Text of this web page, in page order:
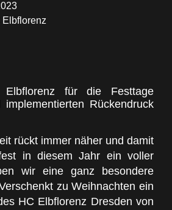
Elbflorenz
für die Festtage
Rückendruck
rückt immer näher und damit
in diesem Jahr ein voller
wir eine ganz besondere
zu Weihnachten ein
HC Elbflorenz Dresden von